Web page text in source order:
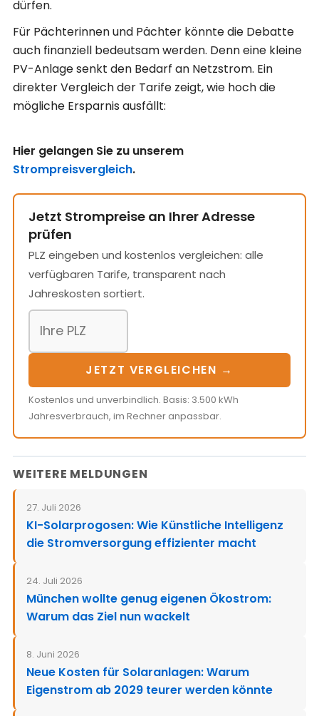
dürfen.
Für Pächterinnen und Pächter könnte die Debatte
auch finanziell bedeutsam werden. Denn eine kleine
PV-Anlage senkt den Bedarf an Netzstrom. Ein
direkter Vergleich der Tarife zeigt, wie hoch die
mögliche Ersparnis ausfällt:
Hier gelangen Sie zu unserem
Strompreisvergleich.
Jetzt Strompreise an Ihrer Adresse
prüfen
PLZ eingeben und kostenlos vergleichen: alle
verfügbaren Tarife, transparent nach
Jahreskosten sortiert.
JETZT VERGLEICHEN →
Kostenlos und unverbindlich. Basis: 3.500 kWh
Jahresverbrauch, im Rechner anpassbar.
WEITERE MELDUNGEN
27. Juli 2026
KI-Solarprogosen: Wie Künstliche Intelligenz
die Stromversorgung effizienter macht
24. Juli 2026
München wollte genug eigenen Ökostrom:
Warum das Ziel nun wackelt
8. Juni 2026
Neue Kosten für Solaranlagen: Warum
Eigenstrom ab 2029 teurer werden könnte